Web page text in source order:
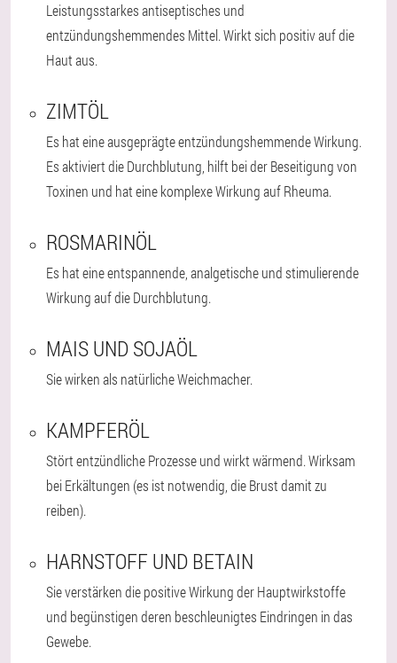
Leistungsstarkes antiseptisches und
entzündungshemmendes Mittel. Wirkt sich positiv auf die
Haut aus.
ZIMTÖL
Es hat eine ausgeprägte entzündungshemmende Wirkung.
Es aktiviert die Durchblutung, hilft bei der Beseitigung von
Toxinen und hat eine komplexe Wirkung auf Rheuma.
ROSMARINÖL
Es hat eine entspannende, analgetische und stimulierende
Wirkung auf die Durchblutung.
MAIS UND SOJAÖL
Sie wirken als natürliche Weichmacher.
KAMPFERÖL
Stört entzündliche Prozesse und wirkt wärmend. Wirksam
bei Erkältungen (es ist notwendig, die Brust damit zu
reiben).
HARNSTOFF UND BETAIN
Sie verstärken die positive Wirkung der Hauptwirkstoffe
und begünstigen deren beschleunigtes Eindringen in das
Gewebe.